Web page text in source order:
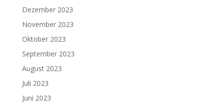
Dezember 2023
November 2023
Oktober 2023
September 2023
August 2023
Juli 2023
Juni 2023